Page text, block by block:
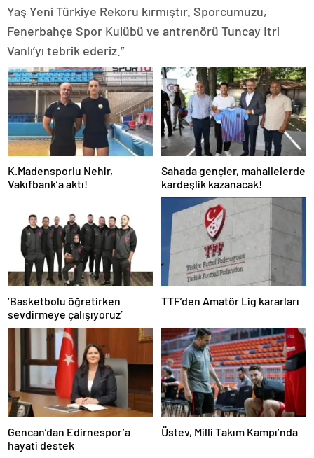
Yaş Yeni Türkiye Rekoru kırmıştır. Sporcumuzu,
Fenerbahçe Spor Kulübü ve antrenörü Tuncay Itri
Vanlı’yı tebrik ederiz.”
K.Madensporlu Nehir,
Vakıfbank’a aktı!
Sahada gençler, mahallelerde
kardeşlik kazanacak!
‘Basketbolu öğretirken
sevdirmeye çalışıyoruz’
TTF’den Amatör Lig kararları
Gencan’dan Edirnespor’a
hayati destek
Üstev, Milli Takım Kampı’nda